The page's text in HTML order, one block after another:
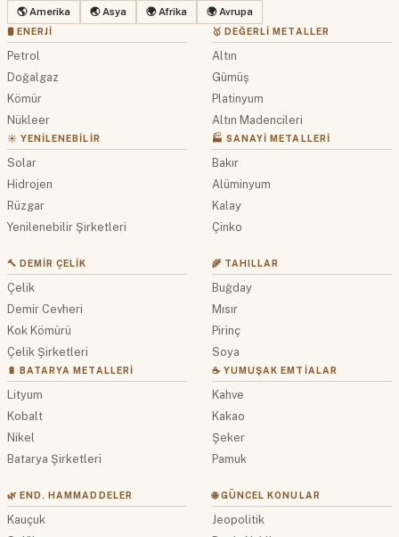
🌎 Amerika 🌏 Asya 🌍 Afrika 🌍 Avrupa
🛢 ENERJI
Petrol
Doğalgaz
Kömür
Nükleer
☀️ YENILENEBILIR
Solar
Hidrojen
Rüzgar
Yenilenebilir Şirketleri
🥇 DEĞERLI METALLER
Altın
Gümüş
Platinyum
Altın Madencileri
🏭 SANAYI METALLERI
Bakır
Alüminyum
Kalay
Çinko
🔨 DEMIR ÇELIK
Çelik
Demir Cevheri
Kok Kömürü
Çelik Şirketleri
🔋 BATARYA METALLERI
Lityum
Kobalt
Nikel
Batarya Şirketleri
🌾 TAHILLAR
Buğday
Mısır
Pirinç
Soya
☕ YUMUŞAK EMTIALAR
Kahve
Kakao
Şeker
Pamuk
🌿 END. HAMMADDELER
Kauçuk
🌐 GÜNCEL KONULAR
Jeopolitik